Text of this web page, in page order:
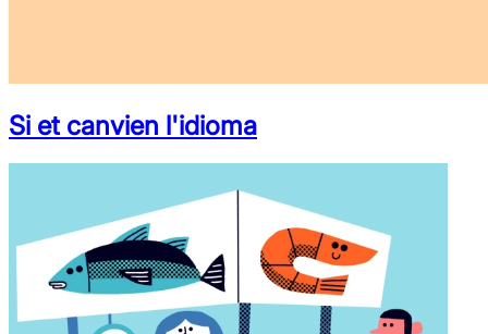
Si et canvien l'idioma